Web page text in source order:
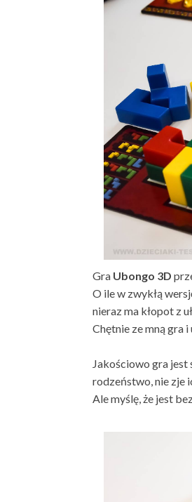
Gra Ubongo 3D
O ile w zwykłą
nieraz ma kłopot z
Chętnie ze mną gra
Jakościowo gra jest
rodzeństwo, nie zje
Ale myślę, że jest